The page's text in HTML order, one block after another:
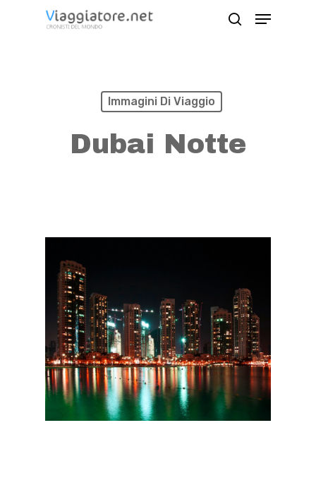
Menu
Immagini Di Viaggio
Dubai Notte